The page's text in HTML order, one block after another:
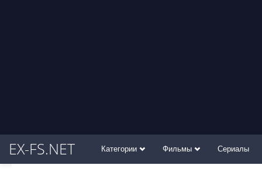
EX-FS.NET Категории Фильмы Сериалы